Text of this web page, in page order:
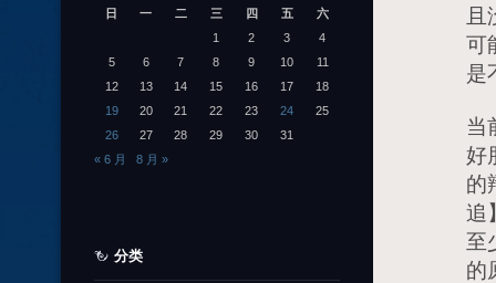
可
是
当
好
的
追
至
的
日 一 二 三 四 五
六
1
2 3
4
5
6 7 8 9 10
11
12
13 14 15 16 17
18
19
20 21 22 23 24
25
26
27 28 29 30
31
« 6 月
8 月 »
分类